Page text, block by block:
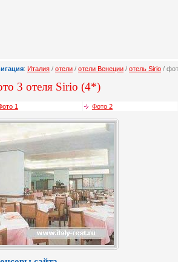
: Италия / отели / отели Венеции / отель Sirio /
3 отеля Sirio (4*)
1 Фото 2